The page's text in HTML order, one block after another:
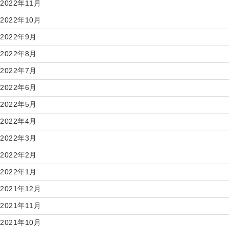
2022年11月
2022年10月
2022年9月
2022年8月
2022年7月
2022年6月
2022年5月
2022年4月
2022年3月
2022年2月
2022年1月
2021年12月
2021年11月
2021年10月